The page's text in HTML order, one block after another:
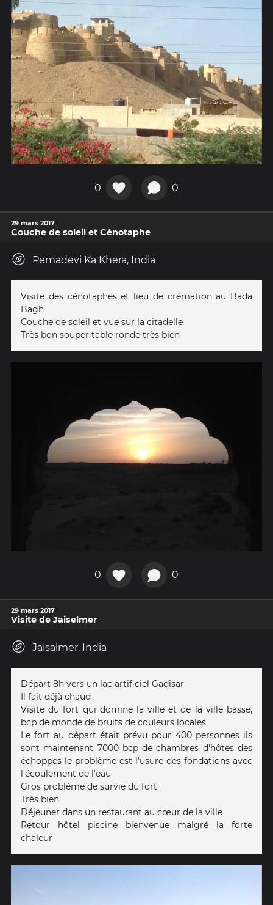
0 0
29 mars 2017
Couche de soleil et Cénotaphe
Pemadevi Ka Khera, India
Visite des cénotaphes et lieu de crémation au Bada
Bagh
Couche de soleil et vue sur la citadelle
Très bon souper table ronde très bien
0 0
29 mars 2017
Visite de Jaiselmer
Jaisalmer, India
Départ 8h vers un lac artificiel Gadisar
Il fait déjà chaud
Visite du fort qui domine la ville et de la ville basse,
bcp de monde de bruits de couleurs locales
Le fort au départ était prévu pour 400 personnes ils
sont maintenant 7000 bcp de chambres d'hôtes des
échoppes le problème est l'usure des fondations avec
l'écoulement de l'eau
Gros problème de survie du fort
Très bien
Déjeuner dans un restaurant au cœur de la ville
Retour hôtel piscine bienvenue malgré la forte
chaleur